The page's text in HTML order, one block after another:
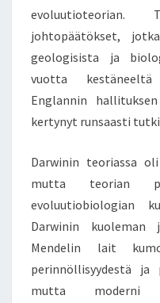
johtopäätökset,
geologisista ja
vuotta kestäneeltä
Englannin
kertynyt runsaasti
Darwinin teoriassa
mutta teorian
evoluutiobiologian
Darwinin kuoleman
Mendelin lait
perinnöllisyydestä ja
mutta moderni